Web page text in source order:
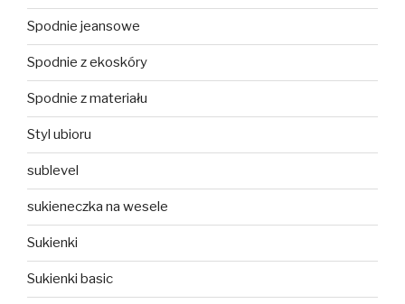
Spodnie jeansowe
Spodnie z ekoskóry
Spodnie z materiału
Styl ubioru
sublevel
sukieneczka na wesele
Sukienki
Sukienki basic